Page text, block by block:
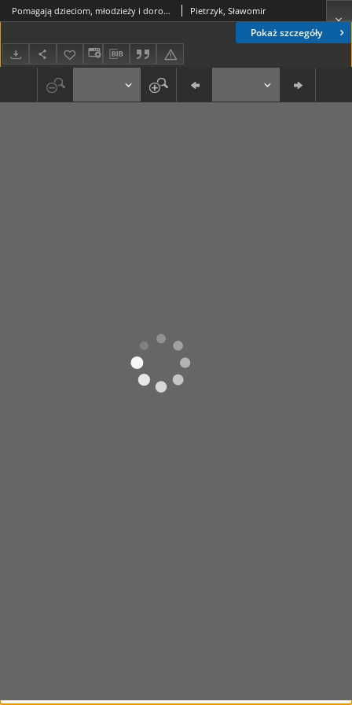
Pokaż szczegóły
Pomagają dzieciom, młodzieży i dorosłym : Ośrodek Terapii i Poradnictwa Rodzinnego w os. Krakowiaków 2 Pietrzyk, Sławomir